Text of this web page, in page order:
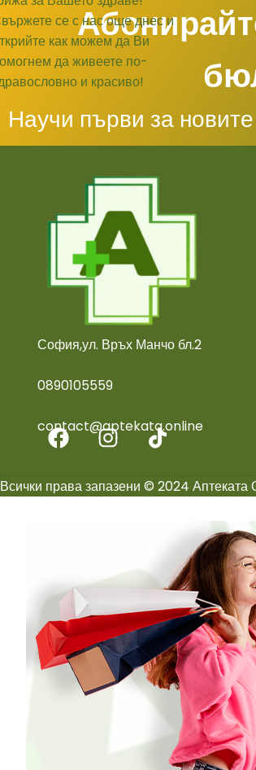
Научи първи за
София,ул. Връх Манчо бл.2
0890105559
contact@aptekata.online
Всички права запазени © 2024 Аптеката